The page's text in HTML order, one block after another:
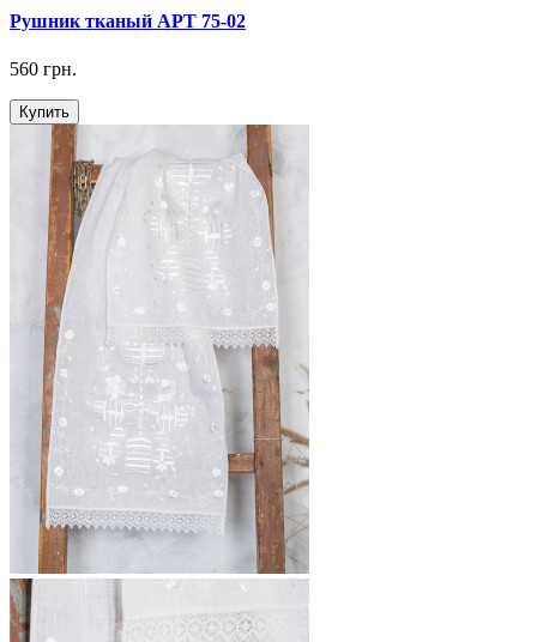
Рушник тканый АРТ 75-02
560 грн.
Купить